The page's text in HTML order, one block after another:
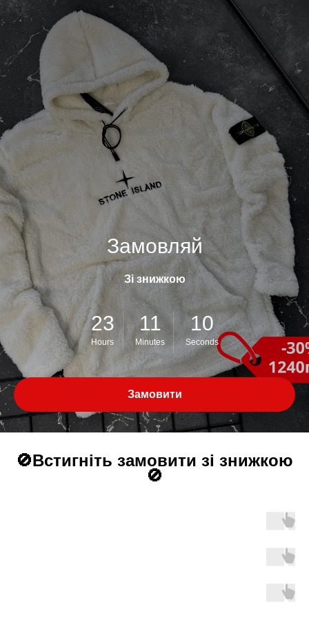
Замовляй
Зі знижкою
23
Hours
11
Minutes
09
Seconds
Замовити
🚫Встигніть замовити зі знижкою
🚫